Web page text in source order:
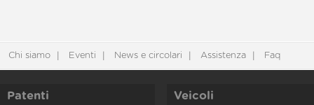
Chi siamo Eventi News e circolari Assistenza Faq
Patenti Veicoli